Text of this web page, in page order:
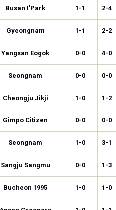
Busan I'Park 1-1 2-4
Gyeongnam 1-1 2-2
Yangsan Eogok 0-0 4-0
Seongnam 0-0 0-0
Cheongju Jikji 1-0 1-2
Gimpo Citizen 0-0 0-0
Seongnam 1-0 3-1
Sangju Sangmu 0-0 1-3
Bucheon 1995 1-0 1-0